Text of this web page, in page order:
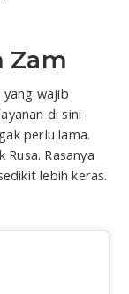
Zam
wajib
di sini
perlu lama.
Rasanya
lebih keras.